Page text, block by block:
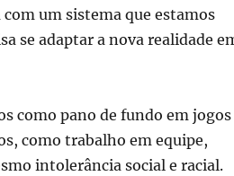
um sistema que estamos
se adaptar a nova realidade
como pano de fundo em jogos
como trabalho em equipe,
intolerância social e racial.